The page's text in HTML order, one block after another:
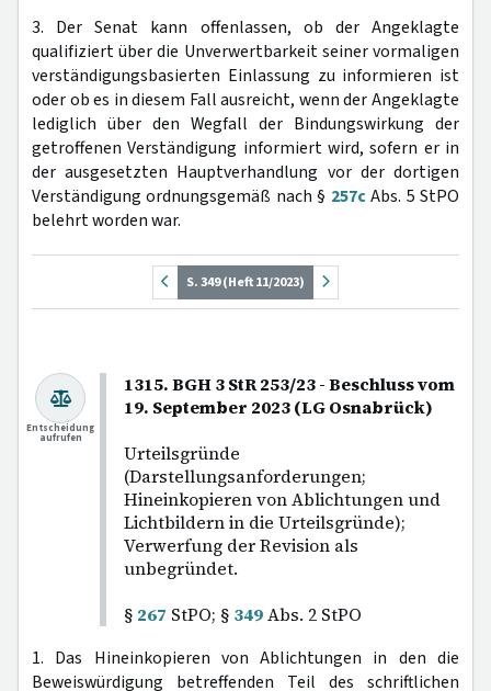
3. Der Senat kann offenlassen, ob der Angeklagte
qualifiziert über die Unverwertbarkeit seiner vormaligen
verständigungsbasierten Einlassung zu informieren ist
oder ob es in diesem Fall ausreicht, wenn der Angeklagte
lediglich über den Wegfall der Bindungswirkung der
getroffenen Verständigung informiert wird, sofern er in
der ausgesetzten Hauptverhandlung vor der dortigen
Verständigung ordnungsgemäß nach § 257cAbs. 5 StPO
belehrt worden war.
S. 349 (Heft 11/2023)
1315. BGH 3 StR 253/23 - Beschluss vom
19. September 2023 (LG Osnabrück)
Urteilsgründe
(Darstellungsanforderungen;
Hineinkopieren von Ablichtungen und
Lichtbildern in die Urteilsgründe);
Verwerfung der Revision als
unbegründet.
§ 267 StPO; § 349Abs. 2 StPO
Entscheidung
aufrufen
1. Das Hineinkopieren von Ablichtungen in den die
Beweiswürdigung betreffenden Teil des schriftlichen